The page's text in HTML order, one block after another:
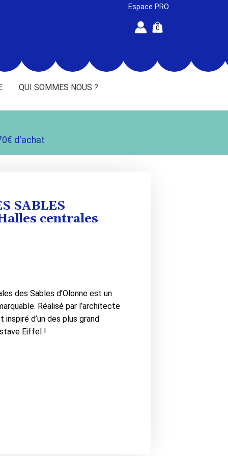
Espace PRO
0
QUI SOMMES NOUS ?
d'achat
SABLES
centrales
des Sables d’Olonne est un
Réalisé par l’architecte
inspiré d’un des plus grand
Eiffel !